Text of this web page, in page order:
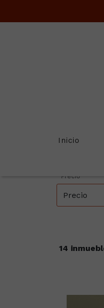
Inicio
Precio
Precio
14